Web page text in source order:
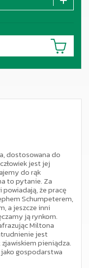
dostosowana do
jest jej
do rąk
to pytanie. Za
że pracę
Schumpeterem,
a jeszcze inni
ją rynkom.
Miltona
jest
pieniądza.
gospodarstwa